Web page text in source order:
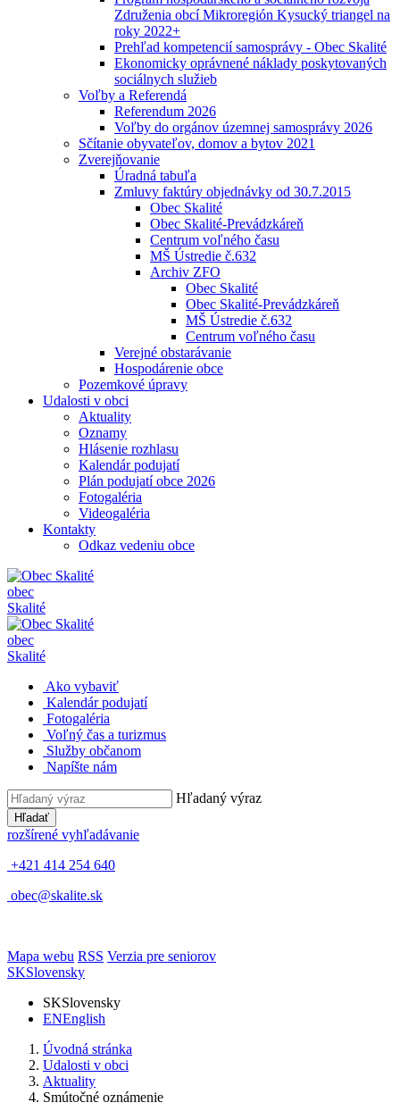
Združenia obcí Mikroregión Kysucký triangel na
roky 2022+
Prehľad kompetencií samosprávy - Obec Skalité
Ekonomicky oprávnené náklady poskytovaných
sociálnych služieb
Voľby a Referendá
Referendum 2026
Voľby do orgánov územnej samosprávy 2026
Sčítanie obyvateľov, domov a bytov 2021
Zverejňovanie
Úradná tabuľa
Zmluvy faktúry objednávky od 30.7.2015
Obec Skalité
Obec Skalité-Prevádzkáreň
Centrum voľného času
MŠ Ústredie č.632
Archiv ZFO
Obec Skalité
Obec Skalité-Prevádzkáreň
MŠ Ústredie č.632
Centrum voľného času
Verejné obstarávanie
Hospodárenie obce
Pozemkové úpravy
Udalosti v obci
Aktuality
Oznamy
Hlásenie rozhlasu
Kalendár podujatí
Plán podujatí obce 2026
Fotogaléria
Videogaléria
Kontakty
Odkaz vedeniu obce
obec
Skalité
obec
Skalité
Ako vybaviť
Kalendár podujatí
Fotogaléria
Voľný čas a turizmus
Služby občanom
Napíšte nám
Hľadaný výraz
Hľadať
rozšírené vyhľadávanie
+421 414 254 640
obec@skalite.sk
Mapa webu RSS Verzia pre seniorov
SKSlovensky
SKSlovensky
ENEnglish
Úvodná stránka
Udalosti v obci
Aktuality
Smútočné oznámenie